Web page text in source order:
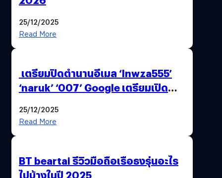
25/12/2025
Read More
เตรียมปิดตำนานอีเมล ‘lnwza555’
‘naruk’ ‘007’ Google เตรียมเปิด
25/12/2025
Read More
BT beartai รีวิวมือถือเรือธงรุ่นอะไร
ไปบ้างในปี 2025